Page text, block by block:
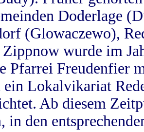
Doderlage
(Glowaczewo),
wurde im
Pfarrei Freudenfier
ein Lokalvikariat
Ab diesem
in den